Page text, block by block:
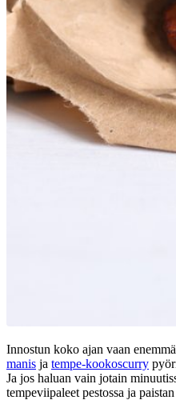
Innostun koko ajan vaan
manis ja tempe-kookoscurry
Ja jos haluan vain jotain
tempeviipaleet pestossa ja